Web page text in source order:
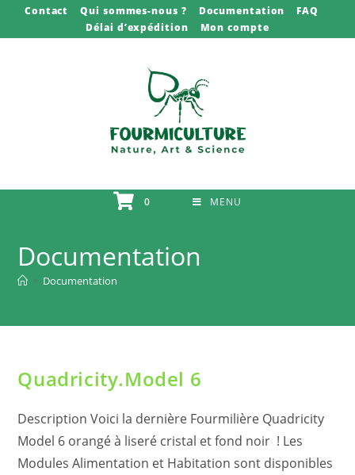
Contact Qui sommes-nous ? Documentation
FAQ
Délai d’expédition
Mon compte
0 MENU
Documentation
> Documentation
Quadricity.Model 6
Description Voici la dernière Fourmilière Quadricity
Model 6 orangé à liseré cristal et fond noir ! Les
Modules Alimentation et Habitation sont disponibles